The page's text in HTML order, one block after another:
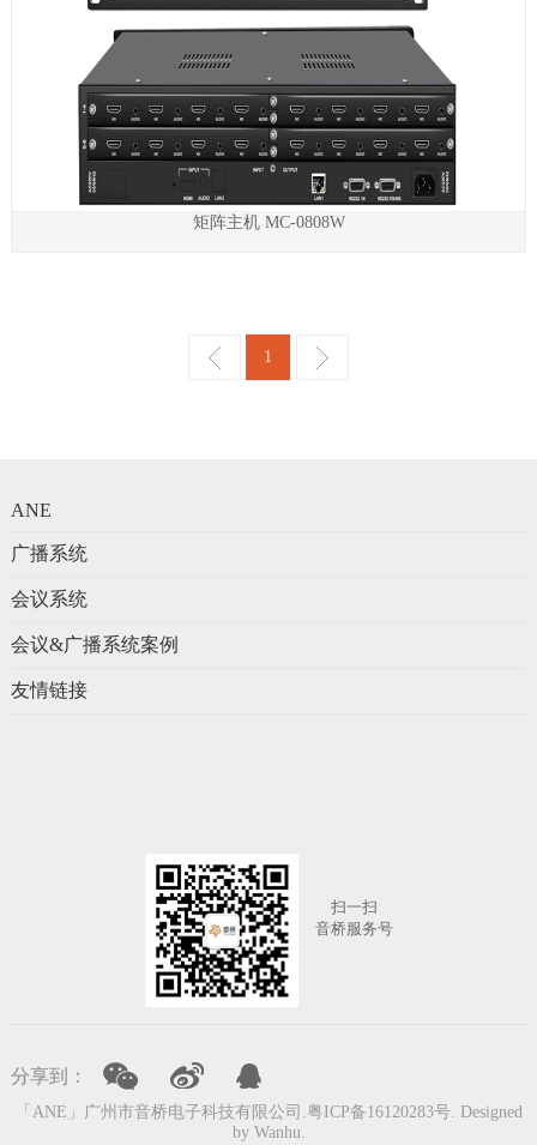
矩阵主机 MC-0808W
上一页
1
下一页
ANE
广播系统
会议系统
会议&广播系统案例
友情链接
扫一扫
音桥服务号
分享到：
「ANE」广州市音桥电子科技有限公司. 粤ICP备16120283号. Designed
by Wanhu